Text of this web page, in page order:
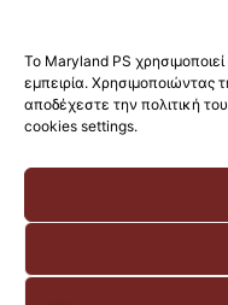
Το Maryland PS
εμπειρία. Χρησιμοποιώντας
αποδέχεστε την πολιτική
cookies settings.
Εγγραφείτε στο
τα νέα